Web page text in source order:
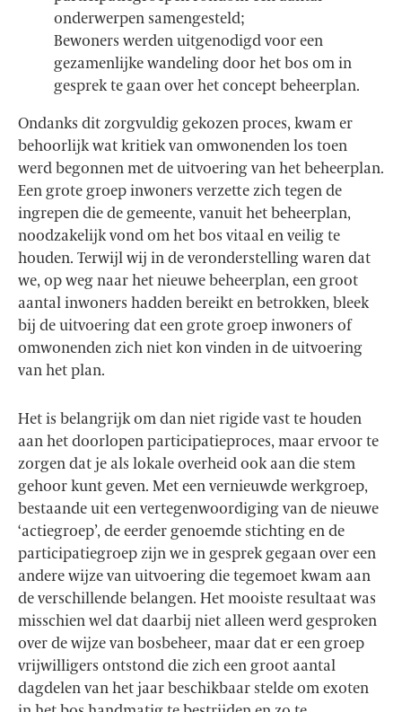
onderwerpen samengesteld;
Bewoners werden uitgenodigd voor een
gezamenlijke wandeling door het bos om in
gesprek te gaan over het concept beheerplan.
Ondanks dit zorgvuldig gekozen proces, kwam er
behoorlijk wat kritiek van omwonenden los toen
werd begonnen met de uitvoering van het beheerplan.
Een grote groep inwoners verzette zich tegen de
ingrepen die de gemeente, vanuit het beheerplan,
noodzakelijk vond om het bos vitaal en veilig te
houden. Terwijl wij in de veronderstelling waren dat
we, op weg naar het nieuwe beheerplan, een groot
aantal inwoners hadden bereikt en betrokken, bleek
bij de uitvoering dat een grote groep inwoners of
omwonenden zich niet kon vinden in de uitvoering
van het plan.
Het is belangrijk om dan niet rigide vast te houden
aan het doorlopen participatieproces, maar ervoor te
zorgen dat je als lokale overheid ook aan die stem
gehoor kunt geven. Met een vernieuwde werkgroep,
bestaande uit een vertegenwoordiging van de nieuwe
‘actiegroep’, de eerder genoemde stichting en de
participatiegroep zijn we in gesprek gegaan over een
andere wijze van uitvoering die tegemoet kwam aan
de verschillende belangen. Het mooiste resultaat was
misschien wel dat daarbij niet alleen werd gesproken
over de wijze van bosbeheer, maar dat er een groep
vrijwilligers ontstond die zich een groot aantal
dagdelen van het jaar beschikbaar stelde om exoten